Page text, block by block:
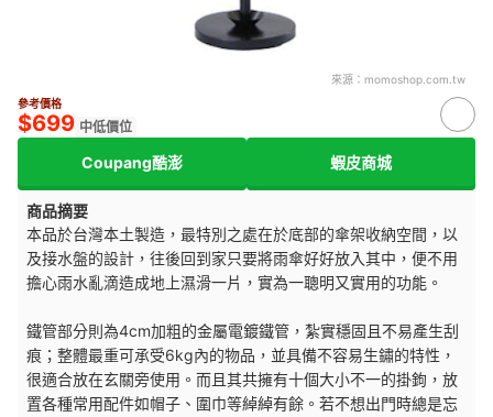
來源： momoshop.com.tw
參考價格
$699 中低價位
Coupang酷澎 蝦皮商城
商品摘要
本品於台灣本土製造，最特別之處在於底部的傘架收納空間，以
及接水盤的設計，往後回到家只要將雨傘好好放入其中，便不用
擔心雨水亂滴造成地上濕滑一片，實為一聰明又實用的功能。
鐵管部分則為4cm加粗的金屬電鍍鐵管，紮實穩固且不易產生刮
痕；整體最重可承受6kg內的物品，並具備不容易生鏽的特性，
很適合放在玄關旁使用。而且其共擁有十個大小不一的掛鉤，放
置各種常用配件如帽子、圍巾等綽綽有餘。若不想出門時總是忘